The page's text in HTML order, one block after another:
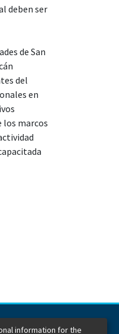
deben ser
de San
del
en
marcos
information for the